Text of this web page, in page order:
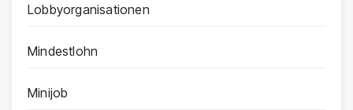
Lobbyorganisationen
Mindestlohn
Minijob